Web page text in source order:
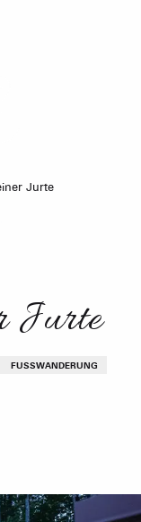
Jurte
Jurte
FUSSWANDERUNG